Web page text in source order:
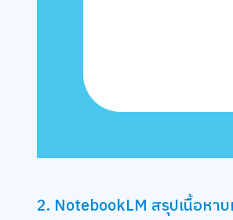
2. NotebookLM สรุปเนื้อหา